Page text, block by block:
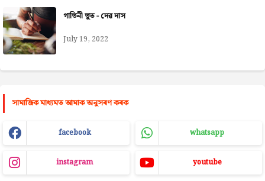
গাভিনী ভূত - দেৱ দাস
July 19, 2022
সামাজিক মাধ্যমত আমাক অনুসৰণ কৰক
facebook whatsapp
instagram youtube